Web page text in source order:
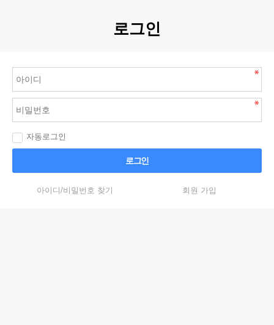
로그인
자동로그인
로그인
아이디/비밀번호 찾기 회원 가입